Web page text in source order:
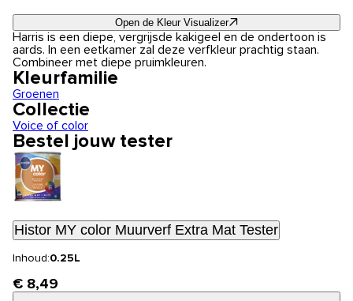
Open de Kleur Visualizer
Harris is een diepe, vergrijsde kakigeel en de ondertoon is
aards. In een eetkamer zal deze verfkleur prachtig staan.
Combineer met diepe pruimkleuren.
Kleurfamilie
Groenen
Collectie
Voice of color
Bestel jouw tester
Histor MY color Muurverf Extra Mat Tester
Inhoud:0.25L
€ 8,49